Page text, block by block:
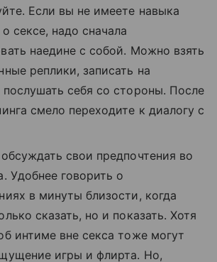
Если вы не имеете навыка
сексе, надо сначала
наедине с собой. Можно взять
реплики, записать на
себя со стороны. После
смело переходите к диалогу с
свои предпочтения во
Удобнее говорить о
в минуты близости, когда
сказать, но и показать. Хотя
интиме вне секса тоже могут
игры и флирта. Но,